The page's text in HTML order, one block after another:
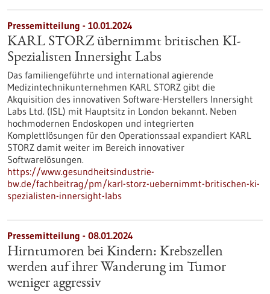
Pressemitteilung - 10.01.2024
KARL STORZ übernimmt britischen KI-
Spezialisten Innersight Labs
Das familiengeführte und international agierende
Medizintechnikunternehmen KARL STORZ gibt die
Akquisition des innovativen Software-Herstellers Innersight
Labs Ltd. (ISL) mit Hauptsitz in London bekannt. Neben
hochmodernen Endoskopen und integrierten
Komplettlösungen für den Operationssaal expandiert KARL
STORZ damit weiter im Bereich innovativer
Softwarelösungen.
https://www.gesundheitsindustrie-
bw.de/fachbeitrag/pm/karl-storz-uebernimmt-britischen-ki-
spezialisten-innersight-labs
Pressemitteilung - 08.01.2024
Hirntumoren bei Kindern: Krebszellen
werden auf ihrer Wanderung im Tumor
weniger aggressiv